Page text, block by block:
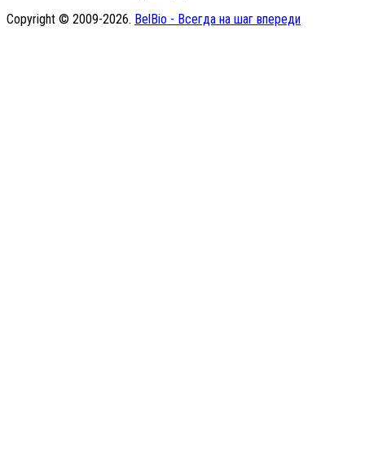
Copyright © 2009-2026. BelBio - Всегда на шаг впереди